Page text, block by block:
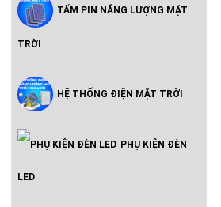
TẤM PIN NĂNG LƯỢNG MẶT
TRỜI
HỆ THỐNG ĐIỆN MẶT TRỜI
Inveter Hòa Lưới Có Lưu Trữ -
PHỤ KIỆN ĐÈN
LED